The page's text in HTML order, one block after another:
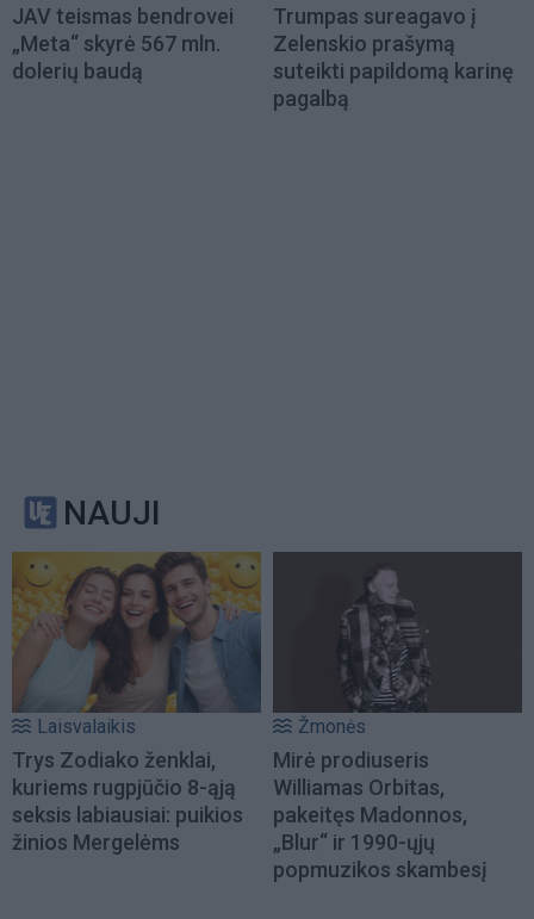
JAV teismas bendrovei
„Meta“ skyrė 567 mln.
dolerių baudą
Trumpas sureagavo į
Zelenskio prašymą
suteikti papildomą karinę
pagalbą
NAUJI
Laisvalaikis
Trys Zodiako ženklai,
kuriems rugpjūčio 8-ąją
seksis labiausiai: puikios
žinios Mergelėms
Žmonės
Mirė prodiuseris
Williamas Orbitas,
pakeitęs Madonnos,
„Blur“ ir 1990-ųjų
popmuzikos skambesį